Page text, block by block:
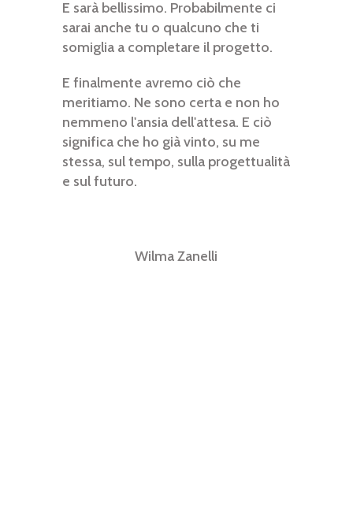
E sarà bellissimo. Probabilmente ci
sarai anche tu o qualcuno che ti
somiglia a completare il progetto.
E finalmente avremo ciò che
meritiamo. Ne sono certa e non ho
nemmeno l'ansia dell'attesa. E ciò
significa che ho già vinto, su me
stessa, sul tempo, sulla progettualità
e sul futuro.
Wilma Zanelli